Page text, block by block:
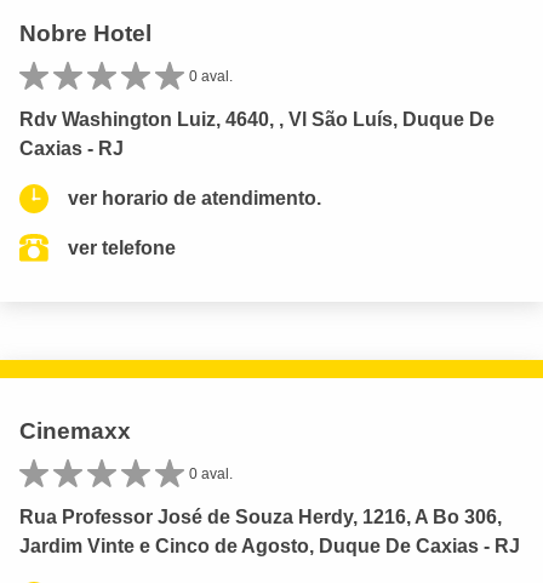
Nobre Hotel
0 aval.
Rdv Washington Luiz, 4640, , Vl São Luís, Duque De
Caxias - RJ
ver horario de atendimento.
ver telefone
Cinemaxx
0 aval.
Rua Professor José de Souza Herdy, 1216, A Bo 306,
Jardim Vinte e Cinco de Agosto, Duque De Caxias - RJ